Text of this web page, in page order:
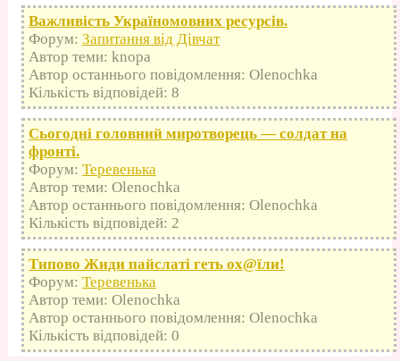
Важливість Україномовних ресурсів.
Форум: Запитання від Дівчат
Автор теми: knopa
Автор останнього повідомлення: Olenochka
Кількість відповідей: 8
Сьогодні головний миротворець — солдат на
фронті.
Форум: Теревенька
Автор теми: Olenochka
Автор останнього повідомлення: Olenochka
Кількість відповідей: 2
Типово Жиди пайслаті геть оx@їли!
Форум: Теревенька
Автор теми: Olenochka
Автор останнього повідомлення: Olenochka
Кількість відповідей: 0